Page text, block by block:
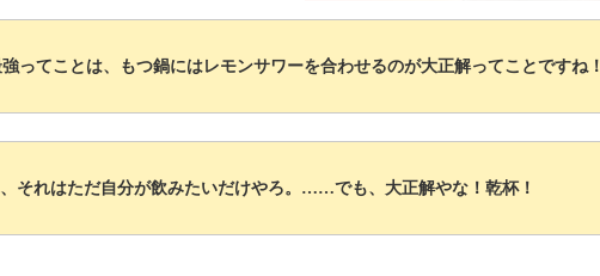
ってことは、もつ鍋にはレモンサワーを合わせるのが大正解ってことですね！
それはただ自分が飲みたいだけやろ。……でも、大正解やな！乾杯！